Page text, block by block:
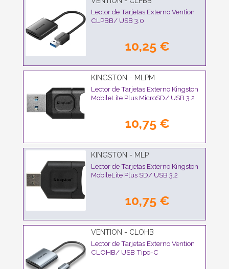
Lector de Tarjetas Externo Vention
CLPBB/ USB 3.0
10,25 €
KINGSTON - MLPM
Lector de Tarjetas Externo Kingston
MobileLite Plus MicroSD/ USB 3.2
10,75 €
KINGSTON - MLP
Lector de Tarjetas Externo Kingston
MobileLite Plus SD/ USB 3.2
10,75 €
VENTION - CLOHB
Lector de Tarjetas Externo Vention
CLOHB/ USB Tipo-C